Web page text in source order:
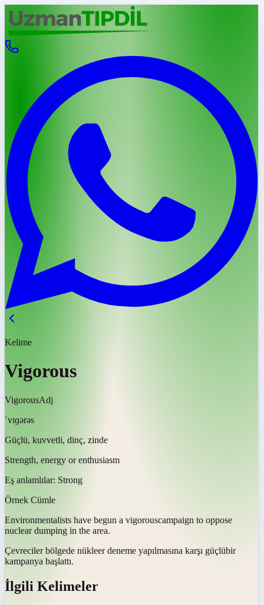
Kelime
Vigorous
VigorousAdj
ˈvɪɡərəs
Güçlü, kuvvetli, dinç, zinde
Strength, energy or enthusiasm
Eş anlamlılar: Strong
Örnek Cümle
Environmentalists have begun a vigorouscampaign to oppose
nuclear dumping in the area.
Çevreciler bölgede nükleer deneme yapılmasına karşı güçlübir
kampanya başlattı.
İlgili Kelimeler